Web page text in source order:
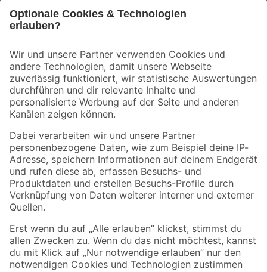
Der toom Newsletter: Keine Angebote und Aktionen mehr verpassen!
Zur Newsletter Anmeldung
Folge uns
Zahlungsarten Versandarten
Sicher einkaufen
Jetzt die toom-App herunterladen